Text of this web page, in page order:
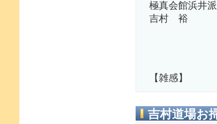
極真会館浜井
吉村 裕
【雑感】
吉村道場お